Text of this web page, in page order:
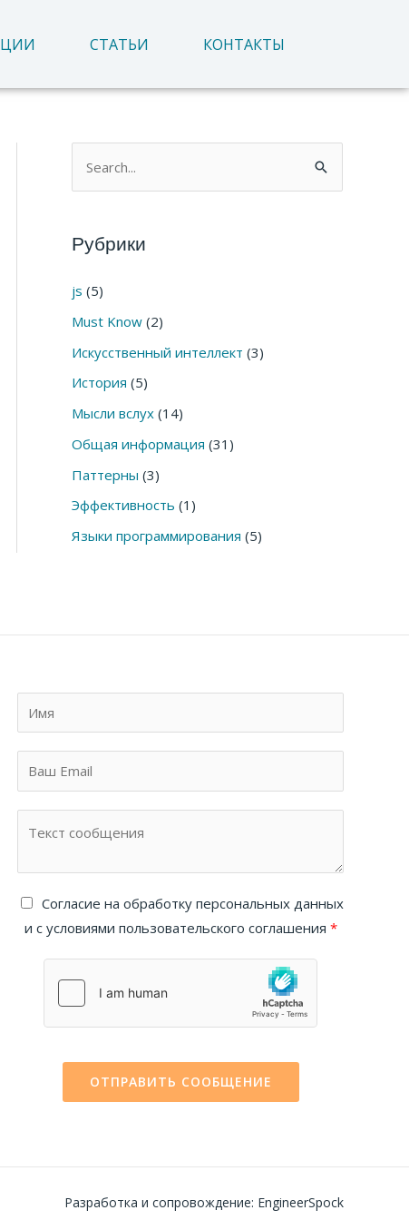
СТАТЬИ КОНТАКТЫ
сРубрики
js (5)
Must Know (2)
Искусственный интеллект (3)
История (5)
Мысли вслух (14)
Общая информация (31)
Паттерны (3)
Эффективность (1)
Языки программирования (5)
Cогласие на обработку персональных данных
и с условиями пользовательского соглашения *
ОТПРАВИТЬ СООБЩЕНИЕ
Разработка и сопровождение: EngineerSpock